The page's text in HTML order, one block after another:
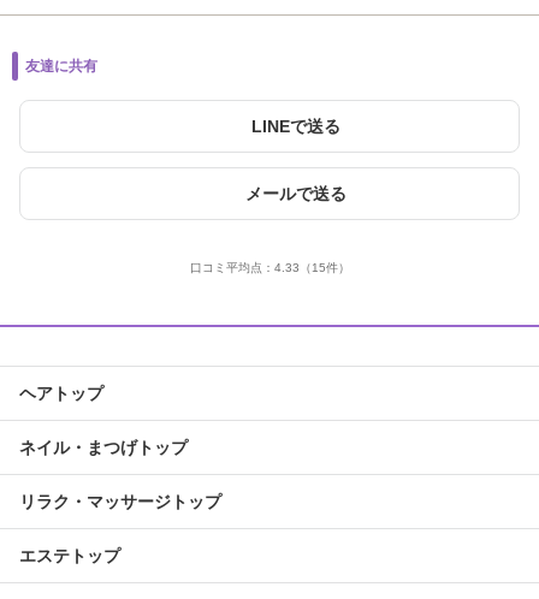
友達に共有
LINEで送る
メールで送る
口コミ平均点： 4.33 （15件）
ヘアトップ
ネイル・まつげトップ
リラク・マッサージトップ
エステトップ